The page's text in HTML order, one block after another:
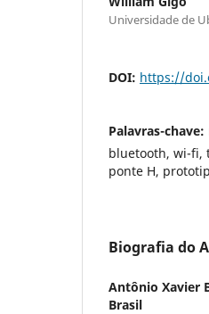
Universidade de
DOI: https://
Palavras-chave:
bluetooth, wi-fi,
ponte H,
Biografia do
Antônio Xavier
Brasil